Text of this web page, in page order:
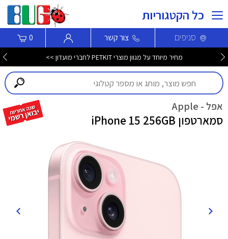
כל הקטגוריות
סניפים צור קשר 0
מחיר מיוחד על מגוון מוצרי PETKIT לחברי מועדון >>
אפל - Apple
סמארטפון iPhone 15 256GB